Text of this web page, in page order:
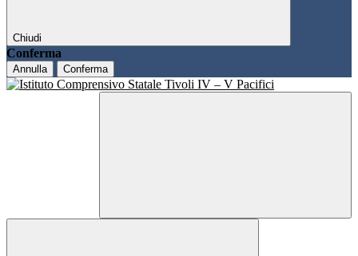
Chiudi
Conferma
Annulla Conferma